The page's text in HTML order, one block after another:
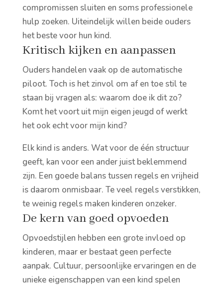
compromissen sluiten en soms professionele
hulp zoeken. Uiteindelijk willen beide ouders
het beste voor hun kind.
Kritisch kijken en aanpassen
Ouders handelen vaak op de automatische
piloot. Toch is het zinvol om af en toe stil te
staan bij vragen als: waarom doe ik dit zo?
Komt het voort uit mijn eigen jeugd of werkt
het ook echt voor mijn kind?
Elk kind is anders. Wat voor de één structuur
geeft, kan voor een ander juist beklemmend
zijn. Een goede balans tussen regels en vrijheid
is daarom onmisbaar. Te veel regels verstikken,
te weinig regels maken kinderen onzeker.
De kern van goed opvoeden
Opvoedstijlen hebben een grote invloed op
kinderen, maar er bestaat geen perfecte
aanpak. Cultuur, persoonlijke ervaringen en de
unieke eigenschappen van een kind spelen